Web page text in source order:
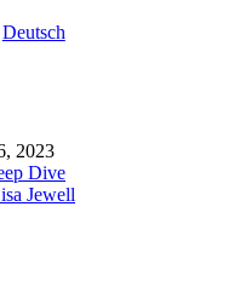
Deutsch
2023
Dive
Jewell